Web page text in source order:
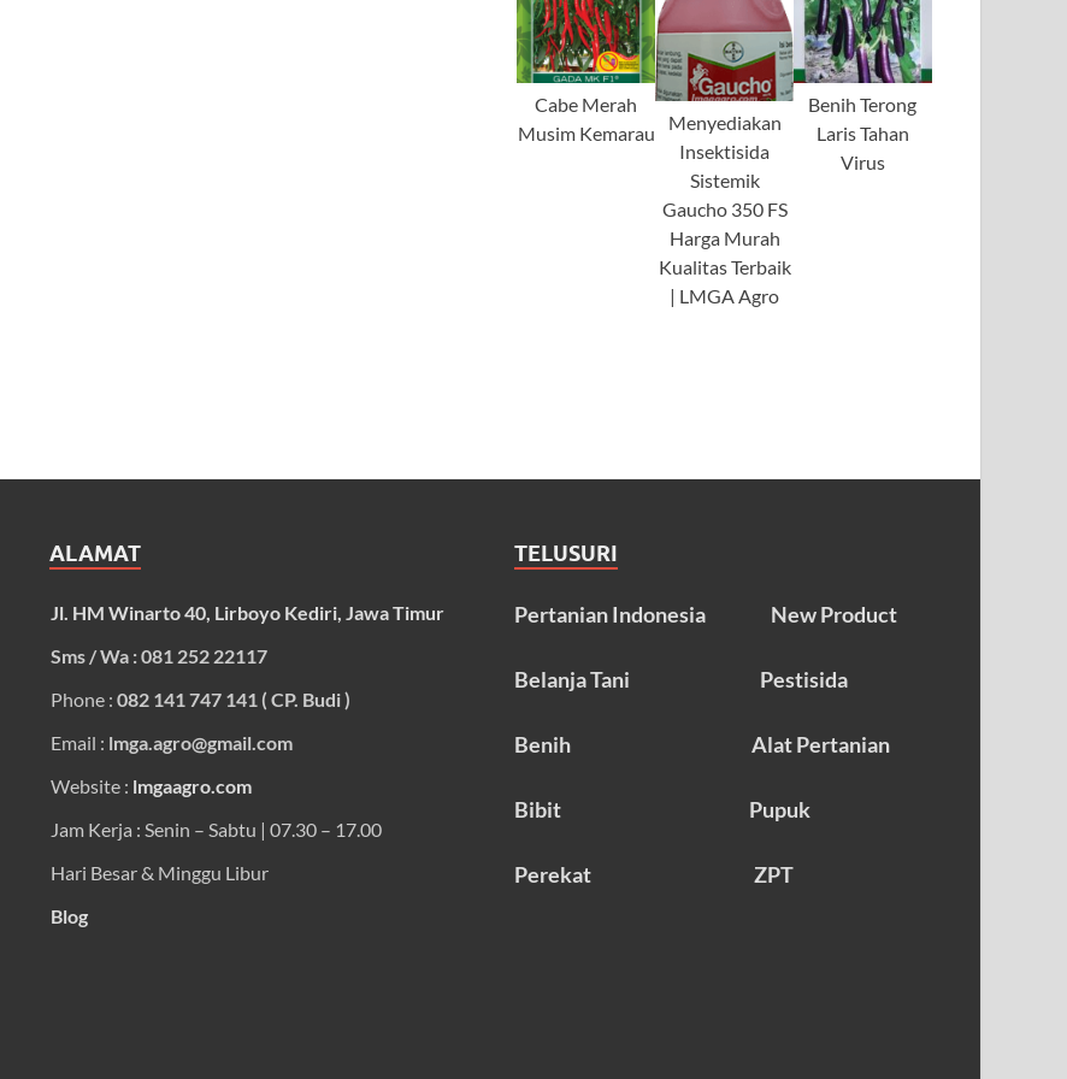
Cabe Merah
Musim Kemarau
Menyediakan
Insektisida
Sistemik
Gaucho 350 FS
Harga Murah
Kualitas Terbaik
| LMGA Agro
Benih Terong
Laris Tahan
Virus
ALAMAT
Jl. HM Winarto 40, Lirboyo Kediri, Jawa Timur
Sms / Wa : 081 252 22117
Phone : 082 141 747 141 ( CP. Budi )
Email : lmga.agro@gmail.com
Website : lmgaagro.com
Jam Kerja : Senin – Sabtu | 07.30 – 17.00
Hari Besar & Minggu Libur
Blog
TELUSURI
Pertanian Indonesia New Product
Belanja Tani Pestisida
Benih Alat Pertanian
Bibit Pupuk
Perekat ZPT